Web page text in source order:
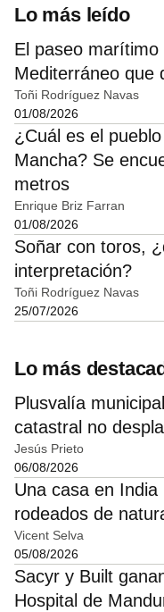
Lo más leído
El paseo marítimo
Mediterráneo que
Toñi Rodríguez Navas
01/08/2026
¿Cuál es el
Mancha? Se
metros
Enrique Briz Farran
01/08/2026
Soñar con toros,
interpretación?
Toñi Rodríguez Navas
25/07/2026
Lo más
Plusvalía
catastral no
Jesús Prieto
06/08/2026
Una casa en
rodeados de
Vicent Selva
05/08/2026
Sacyr y Built
Hospital de